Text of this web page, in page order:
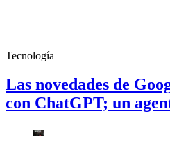
Tecnología
Las novedades de
con ChatGPT; un